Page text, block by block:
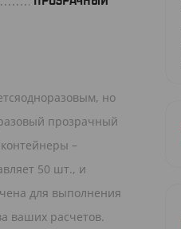
но
прозрачный
–
50 шт., и
для выполнения
ваших расчетов.